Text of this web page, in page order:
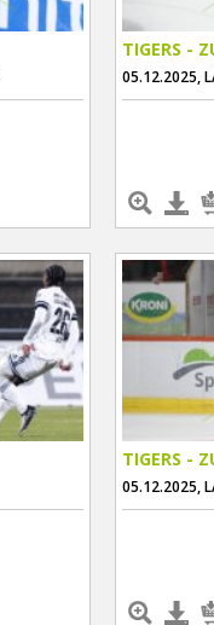
TIGERS -
05.12.2025,
TIGERS -
05.12.2025,